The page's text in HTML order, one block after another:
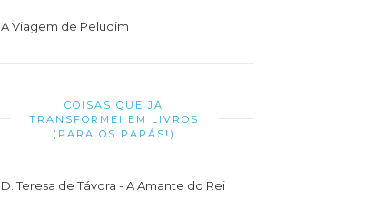
A Viagem de Peludim
COISAS QUE JÁ
TRANSFORMEI EM LIVROS
(PARA OS PAPÁS!)
D. Teresa de Távora - A Amante do Rei